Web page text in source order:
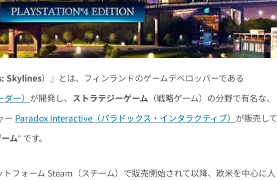
Skylines）』とは、フィンランドのゲームデベロッパーである
ー） が開発し、 ストラテジーゲーム （戦略ゲーム）の分野で有名な、
ー Paradox Interactive（パラドックス・インタラクティブ） が販売して
ム” です。
フォーム Steam（スチーム）で販売開始されて以降、欧米を中心に人